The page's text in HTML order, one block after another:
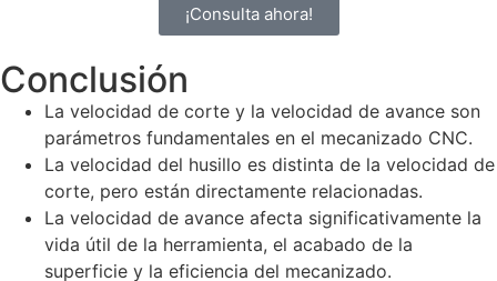
¡Consulta ahora!
Conclusión
La velocidad de corte y la velocidad de avance son
parámetros fundamentales en el mecanizado CNC.
La velocidad del husillo es distinta de la velocidad de
corte, pero están directamente relacionadas.
La velocidad de avance afecta significativamente la
vida útil de la herramienta, el acabado de la
superficie y la eficiencia del mecanizado.